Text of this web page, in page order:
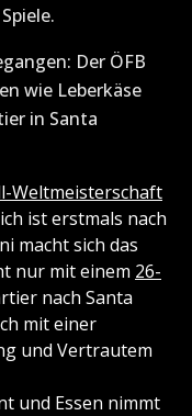
Der ÖFB
wie Leberkäse
in Santa
Weltmeisterschaft
ist erstmals nach
macht sich das
nur mit einem 26-
nach Santa
mit einer
und Vertrautem
und Essen nimmt